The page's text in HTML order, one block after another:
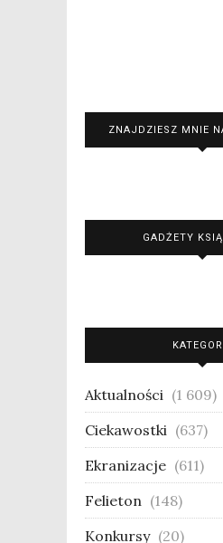
ZNAJDZIESZ MNIE
GADŻETY
Aktualności (1 609)
Ciekawostki (637)
Ekranizacje (611)
Felieton (148)
Konkursy (20)